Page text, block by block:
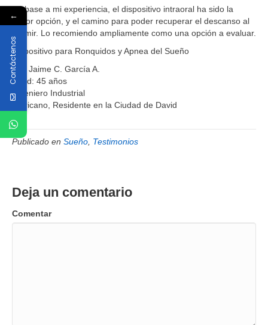
En base a mi experiencia, el dispositivo intraoral ha sido la
mejor opción, y el camino para poder recuperar el descanso al
dormir. Lo recomiendo ampliamente como una opción a evaluar.
Dispositivo para Ronquidos y Apnea del Sueño
Ing. Jaime C. García A.
Edad: 45 años
Ingeniero Industrial
Chiricano, Residente en la Ciudad de David
Publicado en Sueño Testimonios
Deja un comentario
Comentar
←
Contáctenos